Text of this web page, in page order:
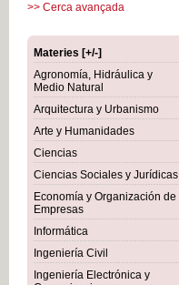
>> Cerca avançada
Materies [+/-]
Agronomía, Hidráulica y
Medio Natural
Arquitectura y Urbanismo
Arte y Humanidades
Ciencias
Ciencias Sociales y Jurídicas
Economía y Organización de
Empresas
Informática
Ingeniería Civil
Ingeniería Electrónica y